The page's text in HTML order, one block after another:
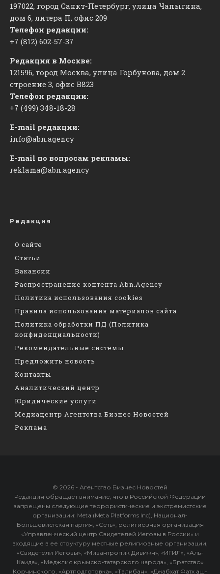
197022, город Санкт-Петербург, улица Чапыгина,
дом 6, литера П, офис 209
Телефон редакции:
+7 (812) 602-57-37
Редакция в Москве:
121596, город Москва, улица Горбунова, дом 2
строение 3, офис ​В823
Телефон редакции:
+7 (499) 348-18-28
E-mail редакции:
info@abn.agency
E-mail по вопросам рекламы:
reklama@abn.agency
Редакция
О сайте
Статьи
Вакансии
Распространение контента Abn.Agency
Политика использования cookies
Правила использования материалов сайта
Политика обработки ПД (Политика
конфиденциальности)
Рекомендательные системы
Предложить новость
Контакты
Аналитический центр
Юридические услуги
Медиацентр Агентства Бизнес Новостей
Реклама
© 2026 - Агентство Бизнес Новостей
Редакция обращает внимание, что в Российской Федерации
запрещены следующие террористические и экстремистские
организации: Meta (Meta Platforms Inc), Национал-
Большевистская партия, «Сеть», религиозная организация
«Управленческий центр Свидетелей Иеговы в России» и
входящие в ее структуру местные религиозные организации,
«Свидетели Иеговы», «Мизантропик Дивижн», «ИГИЛ», «Аль-
Каида», «Меджлис крымско-татарского народа», «Братство»
Корчинского, «Артподготовка», «Талибан», «Джабхат Фатх аш-